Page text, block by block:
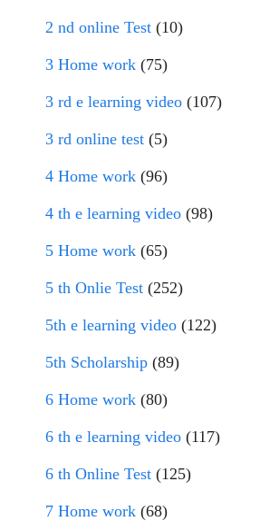
2 nd online Test (10)
3 Home work (75)
3 rd e learning video (107)
3 rd online test (5)
4 Home work (96)
4 th e learning video (98)
5 Home work (65)
5 th Onlie Test (252)
5th e learning video (122)
5th Scholarship (89)
6 Home work (80)
6 th e learning video (117)
6 th Online Test (125)
7 Home work (68)